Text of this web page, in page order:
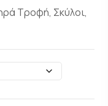
Τροφή, Σκύλοι,